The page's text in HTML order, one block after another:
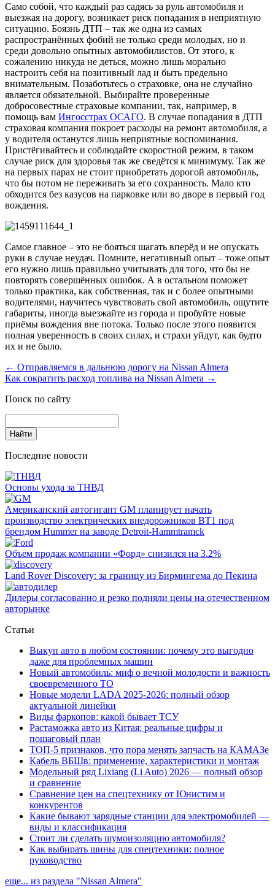
Само собой, что каждый раз садясь за руль автомобиля и
выезжая на дорогу, возникает риск попадания в неприятную
ситуацию. Боязнь ДТП – так же одна из самых
распространённых фобий не только среди молодых, но и
среди довольно опытных автомобилистов. От этого, к
сожалению никуда не деться, можно лишь морально
настроить себя на позитивный лад и быть предельно
внимательным. Позаботьтесь о страховке, она не случайно
является обязательной. Выбирайте проверенные
добросовестные страховые компании, так, например, в
помощь вам Ингосстрах ОСАГО. В случае попадания в ДТП
страховая компания покроет расходы на ремонт автомобиля, а
у водителя останутся лишь неприятные воспоминания.
Пристёгивайтесь и соблюдайте скоростной режим, в таком
случае риск для здоровья так же сведётся к минимуму. Так же
на первых парах не стоит приобретать дорогой автомобиль,
что бы потом не переживать за его сохранность. Мало кто
обходится без казусов на парковке или во дворе в первый год
вождения.
Самое главное – это не бояться шагать вперёд и не опускать
руки в случае неудач. Помните, негативный опыт – тоже опыт
его нужно лишь правильно учитывать для того, что бы не
повторять совершённых ошибок. А в остальном поможет
только практика, как собственная, так и с более опытными
водителями, научитесь чувствовать свой автомобиль, ощутите
габариты, иногда выезжайте из города и пробуйте новые
приёмы вождения вне потока. Только после этого появится
полная уверенность в своих силах, и страхи уйдут, как будто
их и не было.
← Отправляемся в дальнюю дорогу на Nissan Almera
Как сократить расход топлива на Nissan Almera →
Поиск по сайту
Последние новости
Основы ухода за ТНВД
Американский автогигант GM планирует начать
производство электрических внедорожников BT1 под
брендом Hummer на заводе Detroit-Hammtramck
Объем продаж компании «Форд» снизился на 3.2%
Land Rover Dіscovery: за границу из Бирмингема до Пекина
Дилеры согласованно и резко подняли цены на отечественном
авторынке
Статьи
Выкуп авто в любом состоянии: почему это выгодно
даже для проблемных машин
Новый автомобиль: миф о вечной молодости и важность
своевременного ТО
Новые модели LADA 2025-2026: полный обзор
актуальной линейки
Виды фаркопов: какой бывает ТСУ
Растаможка авто из Китая: реальные цифры и
пошаговый план
ТОП-5 признаков, что пора менять запчасть на КАМАЗе
Кабель ВБШв: применение, характеристики и монтаж
Модельный ряд Lixiang (Li Auto) 2026 — полный обзор
и сравнение
Сравнение цен на спецтехнику от Юнистим и
конкурентов
Какие бывают зарядные станции для электромобилей —
виды и классификация
Стоит ли сделать шумоизоляцию автомобиля?
Как выбирать шины для спецтехники: полное
руководство
еще... из раздела "Nissan Almera"